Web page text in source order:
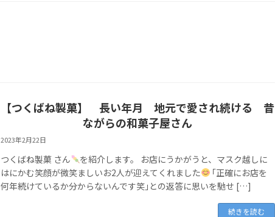
【つくばね製菓】 長い年月 地元で愛され続ける 昔
ながらの和菓子屋さん
2023年2月22日
つくばね製菓 さん
を紹介します。 お店にうかがうと、マスク越しに
はにかむ笑顔が微笑ましいお2人が迎えてくれました
｢正確にお店を
何年続けているか分からないんです笑｣との返答に思いを馳せ […]
続きを読む